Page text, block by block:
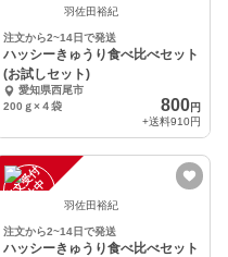
羽佐田裕紀
注文から2~14日で発送
ハッシーきゅうり食べ比べセット
(お試しセット)
愛知県西尾市
200ｇ×４袋
800円
+送料910円
注
文
受
付
停
止
中 羽佐田裕紀
注文から2~14日で発送
ハッシーきゅうり食べ比べセット